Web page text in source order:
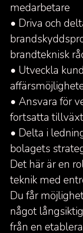
medarbetare
• Driva och
brandteknisk
• Utveckla
• Ansvara för
fortsatta tillväxt
• Delta i
bolagets
Det här är en
teknik med
Du får
något
från en